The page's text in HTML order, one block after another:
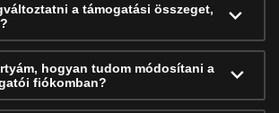
a támogatási összeget,
hogyan tudom módosítani a
fiókomban?